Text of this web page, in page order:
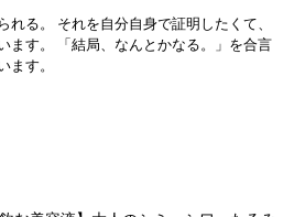
れる。 それを自分自身で証明したくて、
ます。 「結局、なんとかなる。」を合言
す。